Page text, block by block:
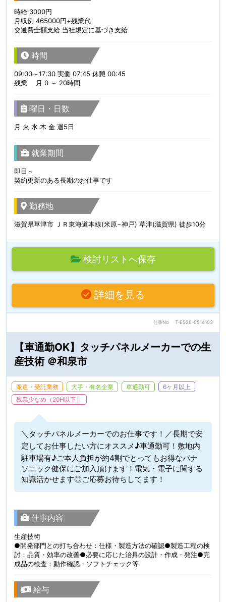
時給 3000円
月収例 465000円+残業代
交通費全額支給 当社規定に基づき支給
時間
09:00～17:30 実働 07:45 休憩 00:45
残業 月 0 ～ 20時間
曜日・日数
月 火 水 木 金 週5日
就業期間
即日～
契約更新のある長期のお仕事です
勤務地
滋賀県草津市 ＪＲ東海道本線(米原−神戸) 草津(滋賀県) 徒歩10分
検討リストへ保存
詳細を見る
仕事No T-ES26-0514103
【車通勤OK】タッチパネルメーカーでの生
産技術 ＠和泉市
派遣・受託業務 大手・有名企業 車通勤可
6ヶ月以上
残業少なめ（20H以下）
＼タッチパネルメーカーでのお仕事です！／長期で安
定してお仕事したい方にオススメ♪車通勤可！敷地内
駐車場有♪ご本人負担が約4割でとってもお得なパナ
ソニック健保にご加入頂けます！電気・電子に関する
知識活かせます◎ご応募お待ちしてます！
仕事内容
生産技術
●開発部門との打ち合わせ：仕様・製造方法の確認●製造工程の検
討：品質・効率の改善●必要に応じた治具の設計・作成・発注●完
成品の検査：動作確認・ソフトチェック等
給与